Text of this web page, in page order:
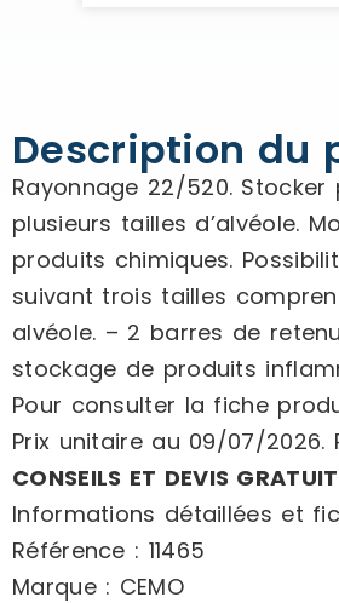
Description du
Rayonnage 22/520.
plusieurs tailles d’alvéole.
produits chimiques.
suivant trois tailles
alvéole. – 2 barres de
stockage de produits
Pour consulter la fiche
Prix unitaire au 09/07/
CONSEILS ET DEVIS
Informations détaillées et
Référence : 11465
Marque : CEMO